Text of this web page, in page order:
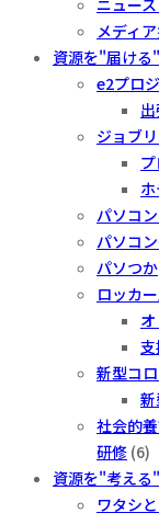
メディ
資源を"届ける
e2プロ
ジョブ
パソコ
パソコ
パソつか
ロッカ
支
新型コ
社会的
研修 (6)
資源を"考える
ワタシ